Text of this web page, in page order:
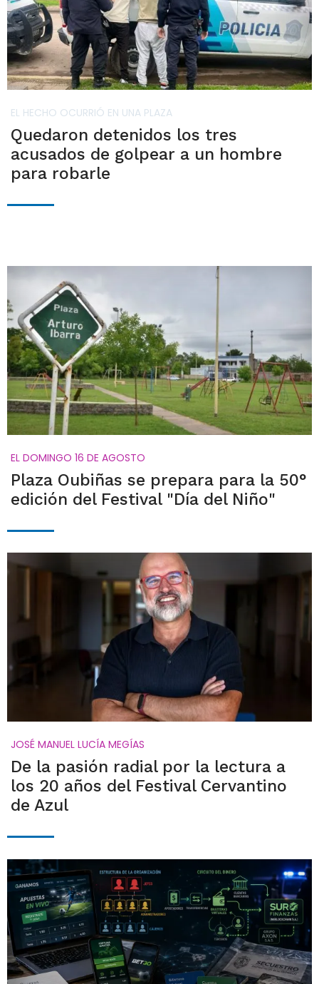
EL HECHO OCURRIÓ EN UNA PLAZA
Quedaron detenidos los tres
acusados de golpear a un hombre
para robarle
EL DOMINGO 16 DE AGOSTO
Plaza Oubiñas se prepara para la 50°
edición del Festival "Día del Niño"
JOSÉ MANUEL LUCÍA MEGÍAS
De la pasión radial por la lectura a
los 20 años del Festival Cervantino
de Azul